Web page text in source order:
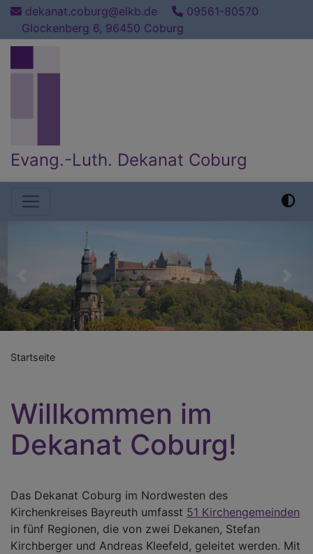
Direkt
Inhalt
dekanat.coburg@elkb.de
09561-80570
Glockenberg 6, 96450 Coburg
Evang.-Luth. Dekanat Coburg
Hauptnavigation
Previous
Startseite
Willkommen im
Dekanat Coburg!
Das Dekanat Coburg im Nordwesten des
Kirchenkreises Bayreuth umfasst 51 Kirchengemeinden
in fünf Regionen, die von zwei Dekanen, Stefan
Kirchberger und Andreas Kleefeld, geleitet werden. Mit